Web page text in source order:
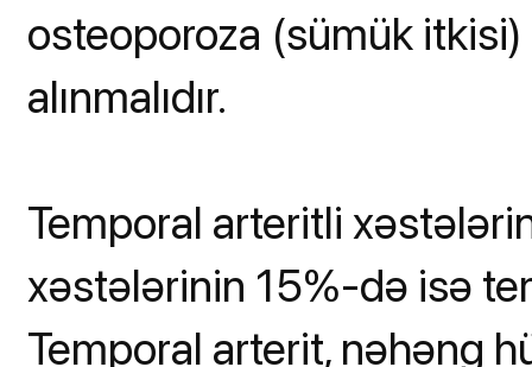
osteoporoza (sümük
alınmalıdır.
Temporal arteritli
xəstələrinin 15%-də isə
Temporal arterit, nəhəng